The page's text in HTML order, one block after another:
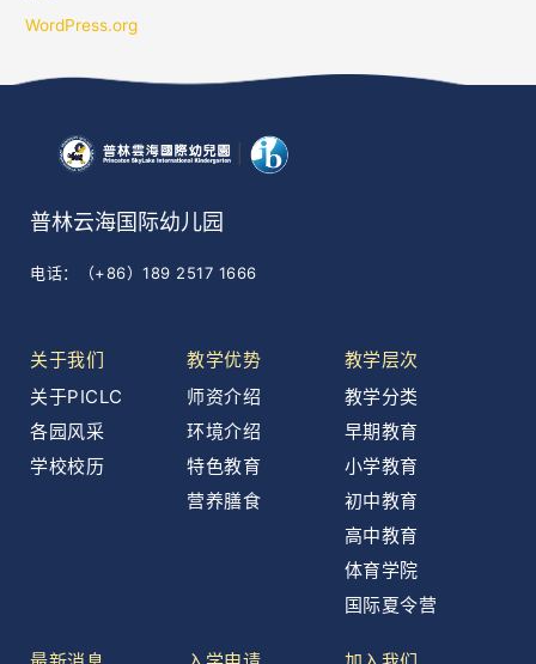
WordPress.org
普林云海国际幼儿园
电话：（+86）189 2517 1666
关于我们
关于PICLC
各园风采
学校校历
教学优势
师资介绍
环境介绍
特色教育
营养膳食
教学层次
教学分类
早期教育
小学教育
初中教育
高中教育
体育学院
国际夏令营